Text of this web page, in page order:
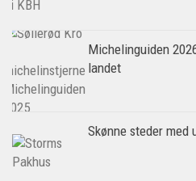
Michelinguiden
landet
Skønne steder med